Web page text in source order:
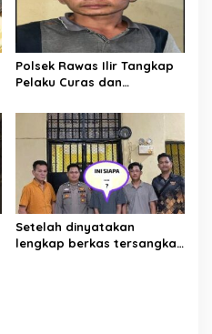
Polsek Rawas Ilir Tangkap
Pelaku Curas dan
Setelah dinyatakan
lengkap berkas tersangka